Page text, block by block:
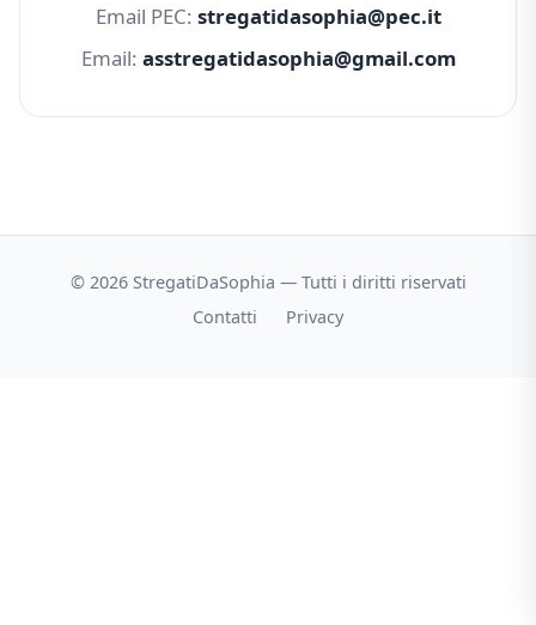
Email PEC: stregatidasophia@pec.it
Email: asstregatidasophia@gmail.com
© 2026 StregatiDaSophia — Tutti i diritti riservati
Contatti
Privacy